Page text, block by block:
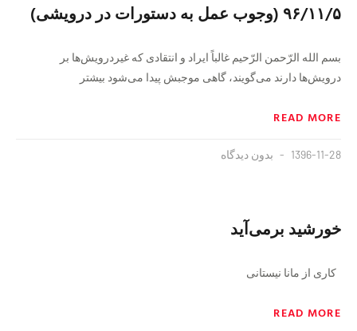
۹۶/۱۱/۵ (وجوب عمل به دستورات در درویشی)
بسم الله الرّحمن الرّحیم غالباً ایراد و انتقادی که غیردرویش‌ها بر
درویش‌ها دارند می‌گویند، گاهی موجبش پیدا می‌شود بیشتر
READ MORE
1396-11-28 بدون دیدگاه
خورشید برمی‌آید
کاری از مانا نیستانی
READ MORE